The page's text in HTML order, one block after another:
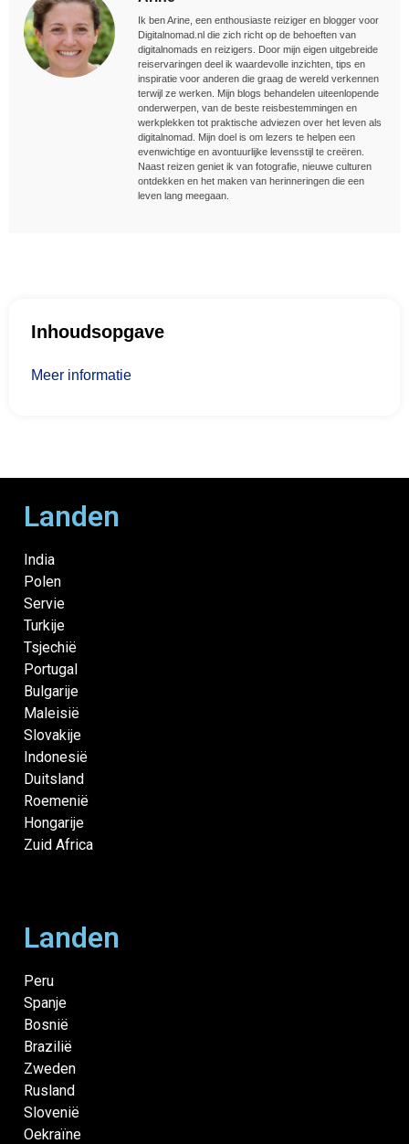
Ik ben Arine, een enthousiaste reiziger en blogger voor
Digitalnomad.nl die zich richt op de behoeften van
digitalnomads en reizigers. Door mijn eigen uitgebreide
reiservaringen deel ik waardevolle inzichten, tips en
inspiratie voor anderen die graag de wereld verkennen
terwijl ze werken. Mijn blogs behandelen uiteenlopende
onderwerpen, van de beste reisbestemmingen en
werkplekken tot praktische adviezen over het leven als
digitalnomad. Mijn doel is om lezers te helpen een
evenwichtige en avontuurlijke levensstijl te creëren.
Naast reizen geniet ik van fotografie, nieuwe culturen
ontdekken en het maken van herinneringen die een
leven lang meegaan.
Inhoudsopgave
Meer informatie
Landen
India
Polen
Servie
Turkije
Tsjechië
Portugal
Bulgarije
Maleisië
Slovakije
Indonesië
Duitsland
Roemenië
Hongarije
Zuid Africa
Landen
Peru
Spanje
Bosnië
Brazilië
Zweden
Rusland
Slovenië
Oekraïne